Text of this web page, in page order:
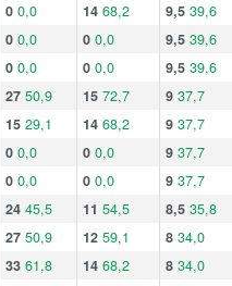
0 0,0 14 68,2 9,5 39,6
0 0,0 0 0,0 9,5 39,6
0 0,0 0 0,0 9,5 39,6
27 50,9 15 72,7 9 37,7
15 29,1 14 68,2 9 37,7
0 0,0 0 0,0 9 37,7
0 0,0 0 0,0 9 37,7
24 45,5 11 54,5 8,5 35,8
27 50,9 12 59,1 8 34,0
33 61,8 14 68,2 8 34,0